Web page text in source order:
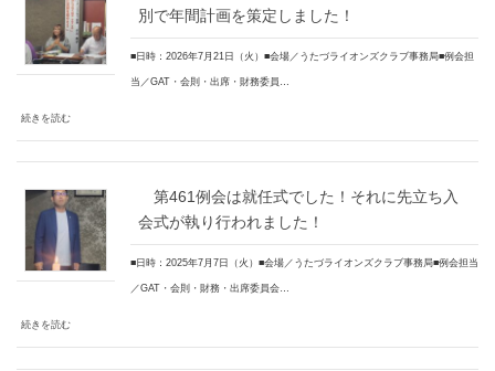
別で年間計画を策定しました！
■日時：2026年7月21日（火）■会場／うたづライオンズクラブ事務局■例会担
当／GAT・会則・出席・財務委員…
続きを読む
第461例会は就任式でした！それに先立ち入
会式が執り行われました！
■日時：2025年7月7日（火）■会場／うたづライオンズクラブ事務局■例会担当
／GAT・会則・財務・出席委員会…
続きを読む